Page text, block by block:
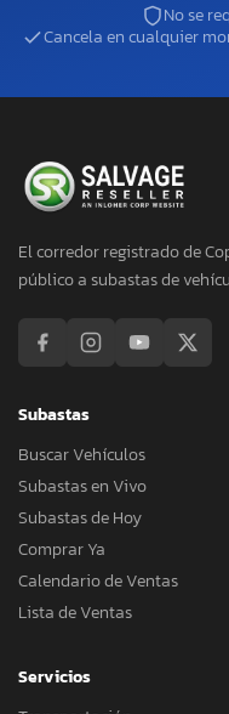
No se
Cancela en cualquier
El corredor registrado de
público a subastas de
Subastas
Buscar Vehículos
Subastas en Vivo
Subastas de Hoy
Comprar Ya
Calendario de Ventas
Lista de Ventas
Servicios